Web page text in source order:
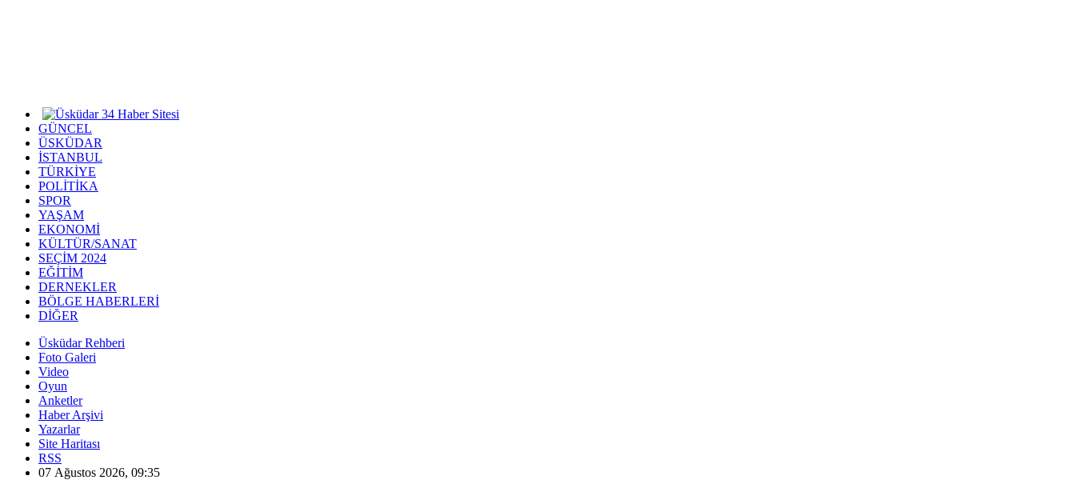
GÜNCEL
ÜSKÜDAR
İSTANBUL
TÜRKİYE
POLİTİKA
SPOR
YAŞAM
EKONOMİ
KÜLTÜR/SANAT
SEÇİM 2024
EĞİTİM
DERNEKLER
BÖLGE HABERLERİ
DİĞER
Üsküdar Rehberi
Foto Galeri
Video
Oyun
Anketler
Haber Arşivi
Yazarlar
Site Haritası
RSS
07 Ağustos 2026, 09:35